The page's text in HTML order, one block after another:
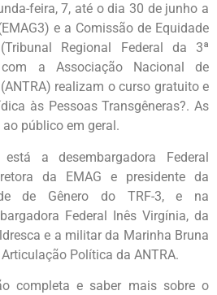
feira, 7, até o dia 30 de junho a
e a Comissão de Equidade
Regional Federal da 3ª
a Associação Nacional de
realizam o curso gratuito e
às Pessoas Transgêneras?. As
público em geral.
a desembargadora Federal
da EMAG e presidente da
de Gênero do TRF-3, e na
Federal Inês Virgínia, da
e a militar da Marinha Bruna
Política da ANTRA.
completa e saber mais sobre o